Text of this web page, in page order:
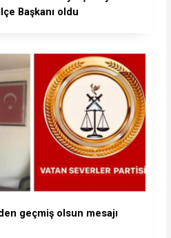
Başkanı oldu
geçmiş olsun mesajı